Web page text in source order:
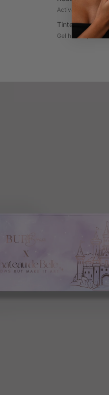
Activadores en
Tintes en gel
Gel híbrido, color